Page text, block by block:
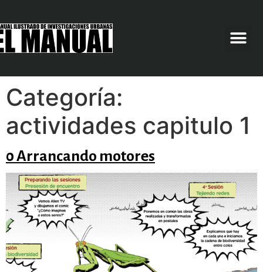
Categoría:
actividades capitulo 1
0 Arrancando motores